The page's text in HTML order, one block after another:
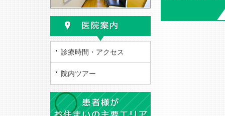
診療時間・アクセス
院内ツアー